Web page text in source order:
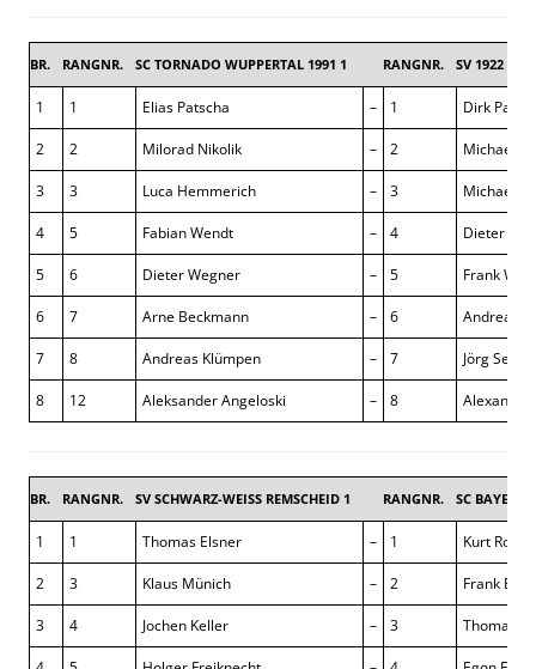
BR. RANGNR. SC TORNADO WUPPERTAL 1991 1 RANGNR. SV 1922
1 1 Elias Patscha – 1 Dirk
2 2 Milorad Nikolik – 2 Michael
3 3 Luca Hemmerich – 3 Michael
4 5 Fabian Wendt – 4 Dieter
5 6 Dieter Wegner – 5 Frank
6 7 Arne Beckmann – 6 Andreas
7 8 Andreas Klümpen – 7 Jörg Seidel
8 12 Aleksander Angeloski – 8 Alexander
BR. RANGNR. SV SCHWARZ-WEISS REMSCHEID 1 RANGNR. SC BAYER
1 1 Thomas Elsner – 1 Kurt
2 3 Klaus Münich – 2 Frank
3 4 Jochen Keller – 3 Thomas